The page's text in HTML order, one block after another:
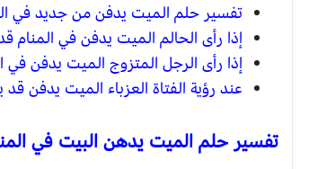
تفسير حلم الميت يدفن من جديد في
إذا رأى الحالم الميت يدفن في المنام
إذا رأى الرجل المتزوج الميت يدفن في
عند رؤية الفتاة العزباء الميت يدفن
تفسير حلم الميت يدهن البيت في